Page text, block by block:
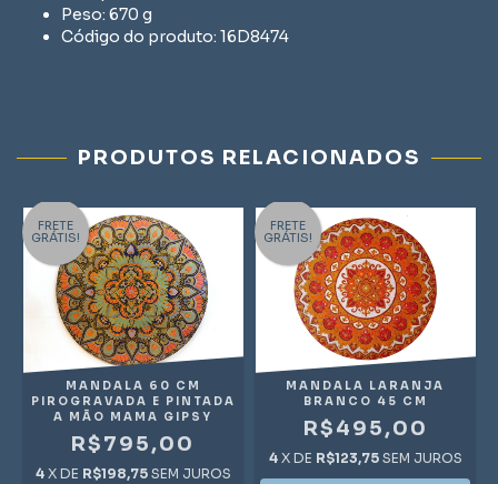
Peso: 670 g
Código do produto: 16D8474
PRODUTOS RELACIONADOS
FRETE
GRÁTIS!
MANDALA 60 CM
PIROGRAVADA E PINTADA
A MÃO MAMA GIPSY
R$795,00
4 X DE R$198,75 SEM JUROS
FRETE
GRÁTIS!
MANDALA LARANJA
BRANCO 45 CM
R$495,00
4 X DE R$123,75 SEM JUROS